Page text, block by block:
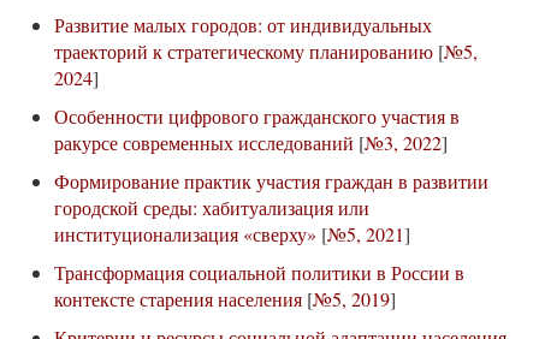
Развитие малых городов: от индивидуальных
траекторий к стратегическому планированию [№5,
2024]
Особенности цифрового гражданского участия в
ракурсе современных исследований [№3, 2022]
Формирование практик участия граждан в развитии
городской среды: хабитуализация или
институционализация «сверху» [№5, 2021]
Трансформация социальной политики в России в
контексте старения населения [№5, 2019]